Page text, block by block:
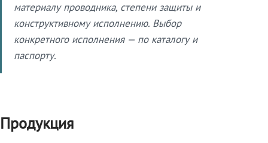
материалу проводника, степени защиты и
конструктивному исполнению. Выбор
конкретного исполнения — по каталогу и
паспорту.
Продукция